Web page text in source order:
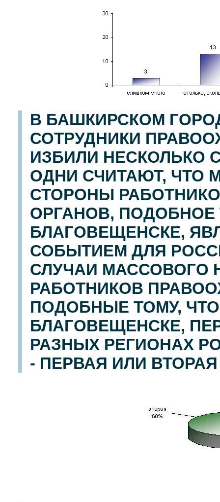
В БАШКИРСКОМ
СОТРУДНИКИ
ИЗБИЛИ НЕСКОЛЬКО
ОДНИ СЧИТАЮТ, ЧТО
СТОРОНЫ
ОРГАНОВ, ПОДОБНОЕ
БЛАГОВЕЩЕНСКЕ,
СОБЫТИЕМ ДЛЯ
СЛУЧАИ МАССОВОГО
РАБОТНИКОВ
ПОДОБНЫЕ ТОМУ,
БЛАГОВЕЩЕНСКЕ,
РАЗНЫХ РЕГИОНАХ
- ПЕРВАЯ ИЛИ